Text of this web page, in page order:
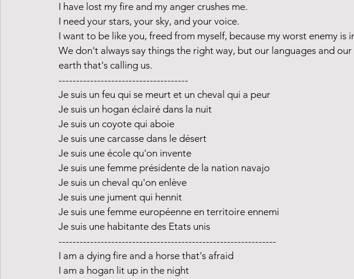
I have lost my fire and my anger crushes me.
I need your stars, your sky, and your voice.
I want to be like you, freed from myself, because my worst enemy is
We don't always say things the right way, but our languages and
earth that's calling us.
-------------------------------------
Je suis un feu qui se meurt et un cheval qui a peur
Je suis un hogan éclairé dans la nuit
Je suis un coyote qui aboie
Je suis une carcasse dans le désert
Je suis une école qu'on invente
Je suis une femme présidente de la nation navajo
Je suis un cheval qu'on enlève
Je suis une jument qui hennit
Je suis une femme européenne en territoire ennemi
Je suis une habitante des Etats unis
--------------------------------------------------------------
I am a dying fire and a horse that's afraid
I am a hogan lit up in the night